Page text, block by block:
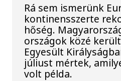
Rá sem ismerünk
kontinensszerte
hőség.
országok közé
Egyesült
júliust mértek,
volt példa.